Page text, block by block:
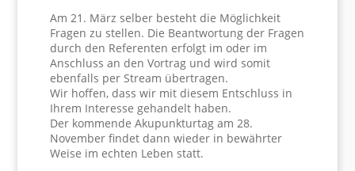
Am 21. März selber besteht die Möglichkeit
Fragen zu stellen. Die Beantwortung der Fragen
durch den Referenten erfolgt im oder im
Anschluss an den Vortrag und wird somit
ebenfalls per Stream übertragen.
Wir hoffen, dass wir mit diesem Entschluss in
Ihrem Interesse gehandelt haben.
Der kommende Akupunkturtag am 28.
November findet dann wieder in bewährter
Weise im echten Leben statt.